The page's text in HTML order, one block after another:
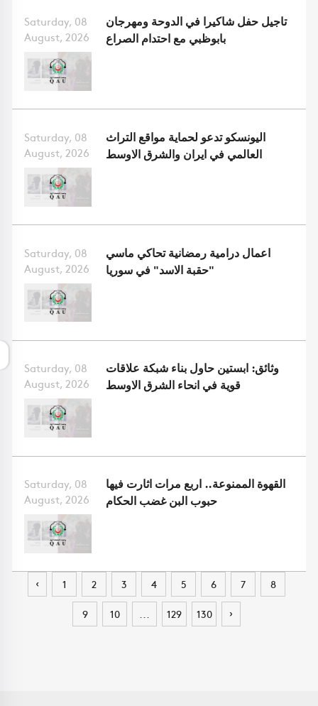
Saturday, 08
August, 2026
تاجيل حفل شاكيرا في الدوحة ومهرجان
بابوظبي مع احتدام الصراع
Saturday, 08
August, 2026
اليونسكو تدعو لحماية مواقع التراث
العالمي في ايران والشرق الاوسط
Saturday, 08
August, 2026
اعمال درامية رمضانية تحاكي ماسي
"حقبة الاسد" في سوريا
Saturday, 08
August, 2026
وثائق: ابستين حاول بناء شبكة علاقات
قوية في انحاء الشرق الاوسط
Saturday, 08
August, 2026
القهوة الممنوعة.. اربع مرات اثارت فيها
حبوب البن غضب الحكام
‹ 1 2 3 4 5 6 7 8
9 10 ... 129 130 ›